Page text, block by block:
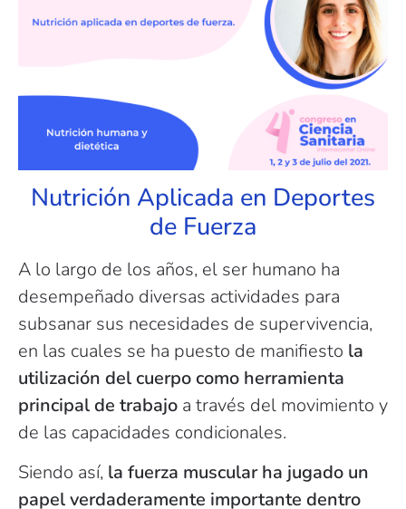
Nutrición Aplicada en Deportes
de Fuerza
A lo largo de los años, el ser humano ha
desempeñado diversas actividades para
subsanar sus necesidades de supervivencia,
en las cuales se ha puesto de manifiesto la
utilización del cuerpo como herramienta
principal de trabajo a través del movimiento y
de las capacidades condicionales.
Siendo así, la fuerza muscular ha jugado un
papel verdaderamente importante dentro